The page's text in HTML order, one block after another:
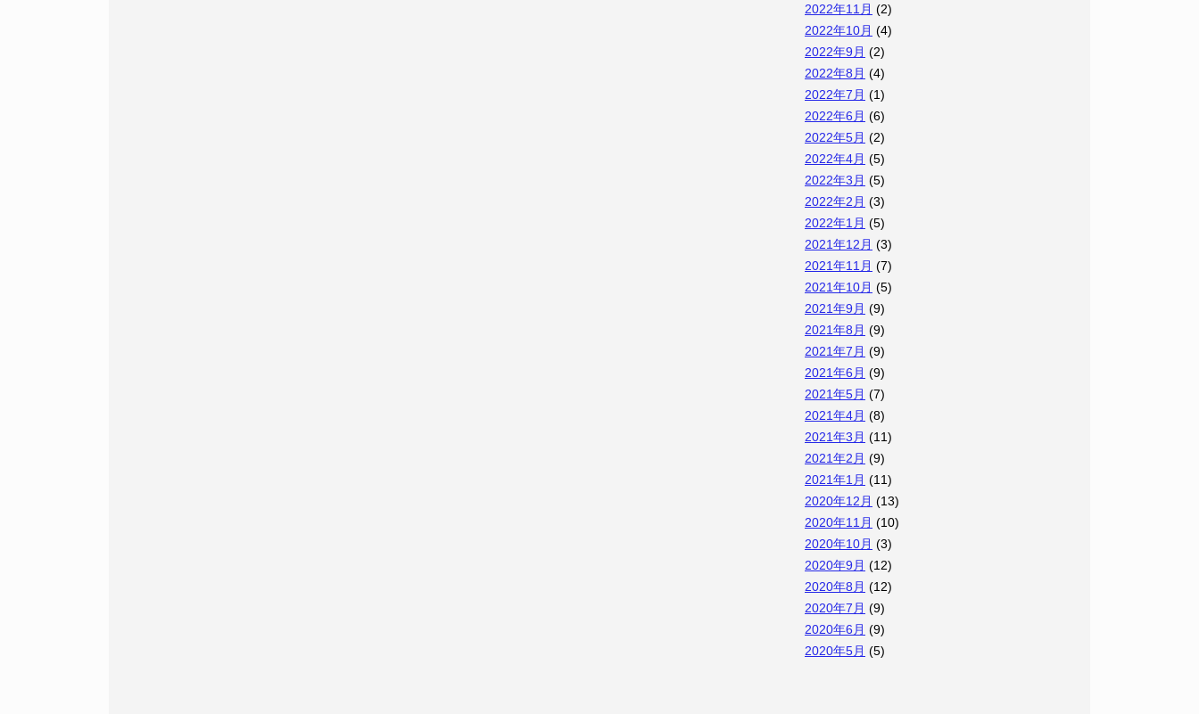
2022年11月 (2)
2022年10月 (4)
2022年9月 (2)
2022年8月 (4)
2022年7月 (1)
2022年6月 (6)
2022年5月 (2)
2022年4月 (5)
2022年3月 (5)
2022年2月 (3)
2022年1月 (5)
2021年12月 (3)
2021年11月 (7)
2021年10月 (5)
2021年9月 (9)
2021年8月 (9)
2021年7月 (9)
2021年6月 (9)
2021年5月 (7)
2021年4月 (8)
2021年3月 (11)
2021年2月 (9)
2021年1月 (11)
2020年12月 (13)
2020年11月 (10)
2020年10月 (3)
2020年9月 (12)
2020年8月 (12)
2020年7月 (9)
2020年6月 (9)
2020年5月 (5)